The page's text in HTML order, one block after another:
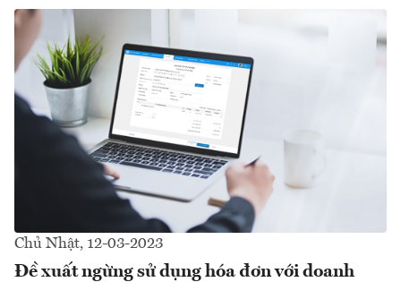
Chủ Nhật, 12-03-2023
Đề xuất ngừng sử dụng hóa đơn với doanh